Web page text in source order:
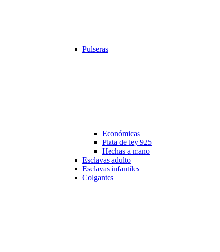
Pulseras
Económicas
Plata de ley 925
Hechas a mano
Esclavas adulto
Esclavas infantiles
Colgantes